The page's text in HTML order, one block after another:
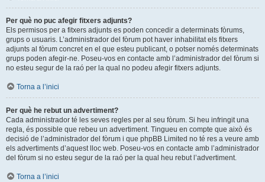
Per què no puc afegir fitxers adjunts?
Els permisos per a fitxers adjunts es poden concedir a determinats fòrums,
grups o usuaris. L’administrador del fòrum pot haver inhabilitat els fitxers
adjunts al fòrum concret en el que esteu publicant, o potser només determinats
grups poden afegir-ne. Poseu-vos en contacte amb l’administrador del fòrum si
no esteu segur de la raó per la qual no podeu afegir fitxers adjunts.
Torna a l’inici
Per què he rebut un advertiment?
Cada administrador té les seves regles per al seu fòrum. Si heu infringit una
regla, és possible que rebeu un advertiment. Tingueu en compte que això és
decisió de l’administrador del fòrum i que phpBB Limited no té res a veure amb
els advertiments d’aquest lloc web. Poseu-vos en contacte amb l’administrador
del fòrum si no esteu segur de la raó per la qual heu rebut l’advertiment.
Torna a l’inici